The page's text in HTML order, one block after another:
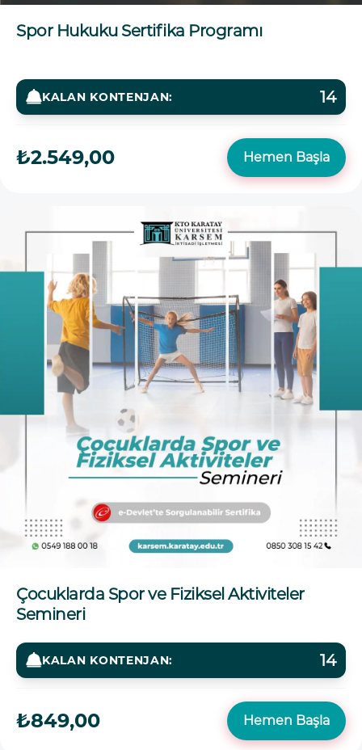
Spor Hukuku Sertifika Programı
KALAN KONTENJAN: 14
₺2.549,00 Hemen Başla
Çocuklarda Spor ve Fiziksel Aktiviteler
Semineri
KALAN KONTENJAN: 14
₺849,00 Hemen Başla